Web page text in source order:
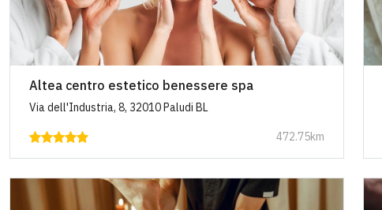
Altea centro estetico benessere spa
Via dell'Industria, 8, 32010 Paludi BL
472.75km